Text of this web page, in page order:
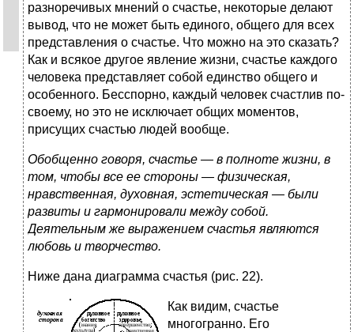
разноречивых мнений о счастье, некоторые делают
вывод, что не может быть единого, общего для всех
представления о счастье. Что можно на это сказать?
Как и всякое другое явление жизни, счастье каждого
человека представляет собой единство общего и
особенного. Бесспорно, каждый человек счастлив по-
своему, но это не исключает общих моментов,
присущих счастью людей вообще.
Обобщенно говоря, счастье — в полноте жизни, в
том, чтобы все ее стороны — физическая,
нравственная, духовная, эстетическая — были
развиты и гармонировали между собой.
Деятельным же выражением счастья являются
любовь и творчество.
Ниже дана диаграмма счастья (рис. 22).
Как видим, счастье
многогранно. Его